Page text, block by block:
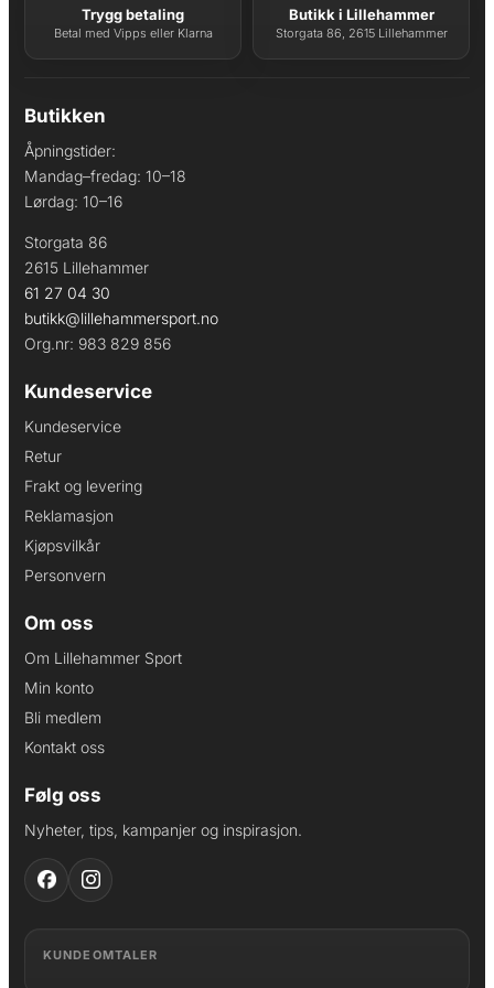
Trygg betaling
Betal med Vipps eller Klarna
Butikk i Lillehammer
Storgata 86, 2615 Lillehammer
Butikken
Åpningstider:
Mandag–fredag: 10–18
Lørdag: 10–16
Storgata 86
2615 Lillehammer
61 27 04 30
butikk@lillehammersport.no
Org.nr: 983 829 856
Kundeservice
Kundeservice
Retur
Frakt og levering
Reklamasjon
Kjøpsvilkår
Personvern
Om oss
Om Lillehammer Sport
Min konto
Bli medlem
Kontakt oss
Følg oss
Nyheter, tips, kampanjer og inspirasjon.
KUNDEOMTALER